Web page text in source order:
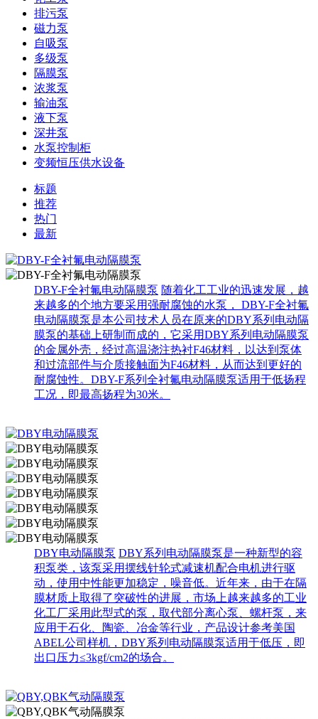
排污泵
磁力泵
自吸泵
多级泵
隔膜泵
浓浆泵
输油泵
液下泵
深井泵
水泵控制柜
变频恒压供水设备
标题
推荐
热门
最新
DBY-F全衬氟电动隔膜泵 随着化工工业的迅速发展，越
来越多的个地方要采用强耐腐蚀的水泵， DBY-F全衬氟
电动隔膜泵是本公司技术人员在原来的DBY系列电动隔
膜泵的基础上研制而成的，它采用DBY系列电动隔膜泵
的金属外壳，经过高温浇注热衬F46材料，以达到泵体
和过流部件与介质接触面为F46材料，从而达到更好的
耐腐蚀性。DBY-F系列全衬氟电动隔膜泵适用于低扬程
工况，即最高扬程为30米。
DBY电动隔膜泵 DBY系列电动隔膜泵是一种新型的容
积泵类，该泵采用摆线针轮式减速机配合电机进行驱
动，使用中性能更加稳定，噪音低。近年来，由于在隔
膜材质上取得了突破性的进展，市场上越来越多的工业
化工厂采用此型式的泵，取代部分离心泵、螺杆泵，来
应用于石化、陶瓷、冶金等行业，产品设计参考美国
ABEL公司样机，DBY系列电动隔膜泵适用于低压，即
出口压力≤3kgf/cm2的场合。